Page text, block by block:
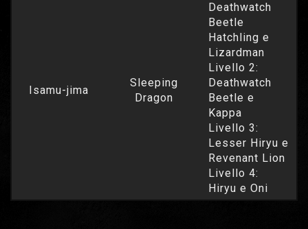
Isamu-jima
Sleeping
Dragon
Deathwatch
Beetle
Hatchling e
Lizardman
Livello 2:
Deathwatch
Beetle e
Kappa
Livello 3:
Lesser Hiryu e
Revenant Lion
Livello 4:
Hiryu e Oni